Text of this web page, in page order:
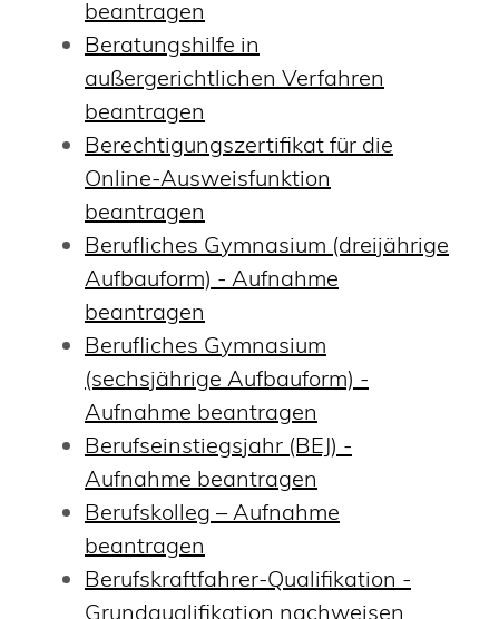
beantragen
Beratungshilfe in
außergerichtlichen Verfahren
beantragen
Berechtigungszertifikat für die
Online-Ausweisfunktion
beantragen
Berufliches Gymnasium (dreijährige
Aufbauform) - Aufnahme
beantragen
Berufliches Gymnasium
(sechsjährige Aufbauform) -
Aufnahme beantragen
Berufseinstiegsjahr (BEJ) -
Aufnahme beantragen
Berufskolleg – Aufnahme
beantragen
Berufskraftfahrer-Qualifikation -
Grundqualifikation nachweisen